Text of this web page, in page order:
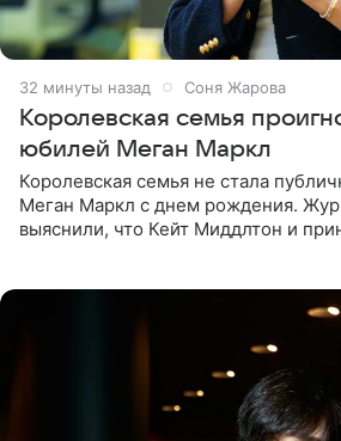
32 минуты назад Соня Жарова
Королевская семья
юбилей Меган Маркл
Королевская семья не стала
Меган Маркл с днем рождения.
выяснили, что Кейт Миддлтон и